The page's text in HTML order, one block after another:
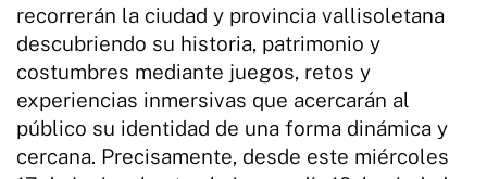
recorrerán la ciudad y provincia vallisoletana
descubriendo su historia, patrimonio y
costumbres mediante juegos, retos y
experiencias inmersivas que acercarán al
público su identidad de una forma dinámica y
cercana. Precisamente, desde este miércoles